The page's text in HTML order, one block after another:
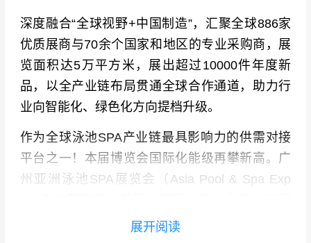
深度融合“全球视野+中国制造”，汇聚全球886家
优质展商与70余个国家和地区的专业采购商，展
览面积达5万平方米，展出超过10000件年度新
品，以全产业链布局贯通全球合作通道，助力行
业向智能化、绿色化方向提档升级。
作为全球泳池SPA产业链最具影响力的供需对接
平台之一！本届博览会国际化能级再攀新高。广
州亚洲泳池SPA展览会（Asia Pool & Spa Exp
斯、印度、沙特阿拉伯、英国、巴西、南非等70
展开阅读